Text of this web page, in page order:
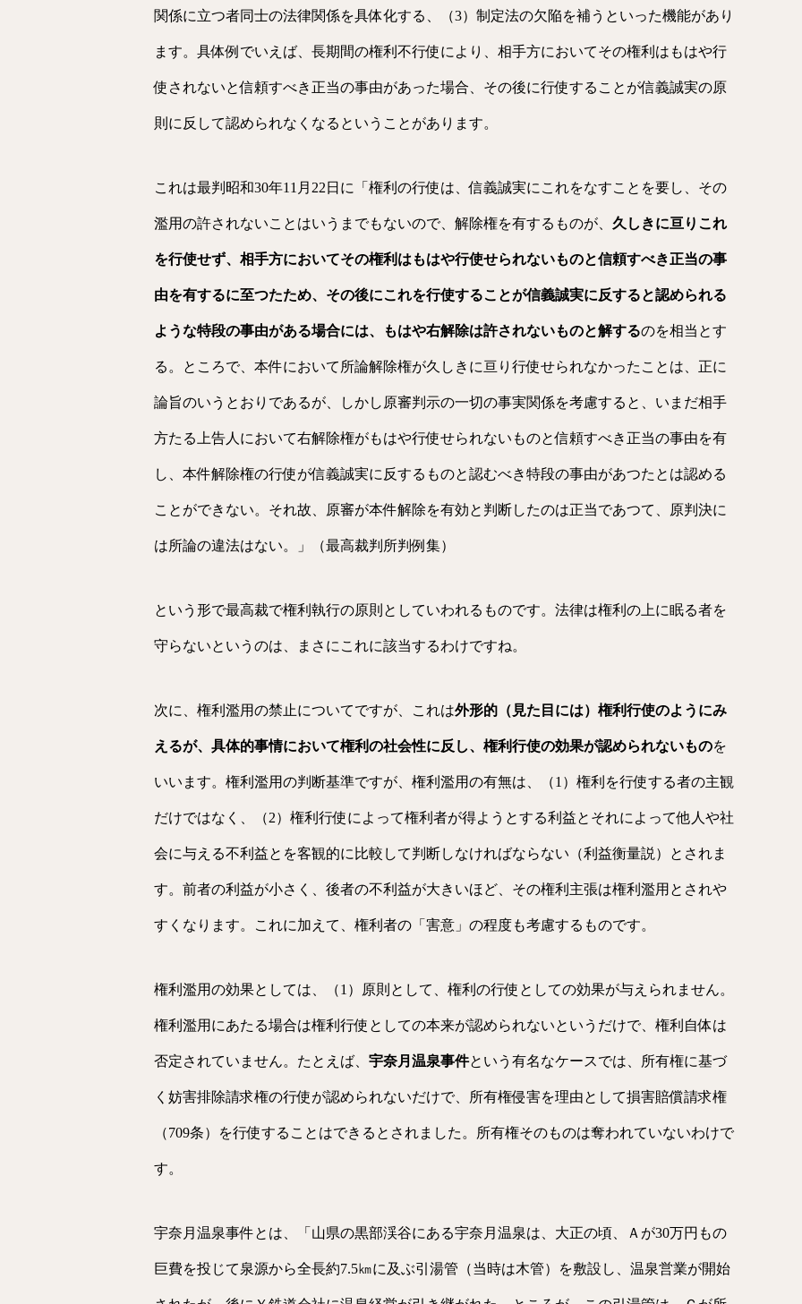
関係に立つ者同士の法律関係を具体化する、（3）制定法の欠陥を補うといった機能があり
ます。具体例でいえば、長期間の権利不行使により、相手方においてその権利はもはや行
使されないと信頼すべき正当の事由があった場合、その後に行使することが信義誠実の原
則に反して認められなくなるということがあります。
これは最判昭和30年11月22日に「 権利の行使は、信義誠実にこれをなすことを要し、その
濫用の許されないことはいうまでもないので、解除権を有するものが、 久しきに亘りこれ
を行使せず、相手方においてその権利はもはや行使せられないものと信頼すべき正当の事
由を有するに至つたため、その後にこれを行使することが信義誠実に反すると認められる
ような特段の事由がある場合には、もはや右解除は許されないものと解するのを相当とす
る。ところで、本件において所論解除権が久しきに亘り行使せられなかったこと は、正に
論旨のいうとおりであるが、しかし原審判示の一切の事実関係を考慮する と、いまだ相手
方たる上告人において右解除権がもはや行使せられないものと信頼すべき正当の事由を有
し、本件解除権の行使が信義誠実に反するものと認むべき特段の事由があつたとは認める
ことができない。それ故、原審が本件解除を有効と判 断したのは正当であつて、原判決に
は所論の違法はない。」 （最高裁判所判例集）
という形で最高裁で権利執行の原則としていわれるものです。法律は権利の上に眠る者を
守らないというのは、まさにこれに該当するわけですね。
次に、権利濫用の禁止についてですが、これは外形的（見た目には）権利行使のようにみ
えるが、具体的事情において権利の社会性に反し、権利行使の効果が認められないものを
いいます。権利濫用の判断基準ですが、権利濫用の有無は、（1）権利を行使する者の主観
だけではなく、（2）権利行使によって権利者が得ようとする利益とそれによって他人や社
会に与える不利益とを客観的に比較して判断しなければならない（利益衡量説）とされま
す。前者の利益が小さく、後者の不利益が大きいほど、その権利主張は権利濫用とされや
すくなります。これに加えて、権利者の「害意」の程度も考慮するものです。
権利濫用の効果としては、（1）原則として、権利の行使としての効果が与えられません。
権利濫用にあたる場合は権利行使としての本来が認められないというだけで、権利自体は
否定されていません。たとえば、 宇奈月温泉事件という有名なケースでは、所有権に基づ
く妨害排除請求権の行使が認められないだけで、所有権侵害を理由として損害賠償請求権
（709条）を行使することはできるとされました。所有権そのものは奪われていないわけで
す。
宇奈月温泉事件とは、「山県の黒部渓谷にある宇奈月温泉は、大正の頃、Ａが30万円もの
巨費を投じて泉源から全長約7.5㎞に及ぶ引湯管（当時は木管）を敷設し、温泉営業が開始